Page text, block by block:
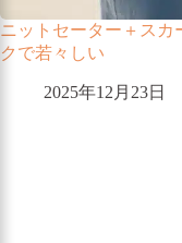
ニットセーター＋ス
クで若々しい
2025年12月23日